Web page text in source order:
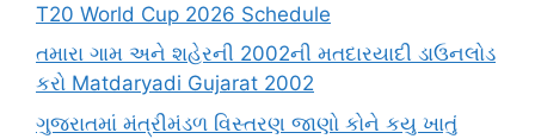
T20 World Cup 2026 Schedule
તમારા ગામ અને શહેરની 2002ની મતદારયાદી ડાઉનલોડ
કરો Matdaryadi Gujarat 2002
ગુજરાતમાં મંત્રીમંડળ વિસ્તરણ જાણો કોને કયુ ખાતું